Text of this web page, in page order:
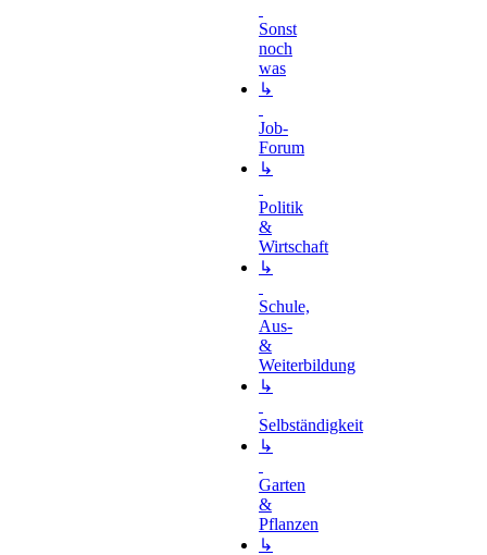
Sonst
noch
was
↳
Job-
Forum
↳
Politik
&
Wirtschaft
↳
Schule,
Aus-
&
Weiterbildung
↳
Selbständigkeit
↳
Garten
&
Pflanzen
↳